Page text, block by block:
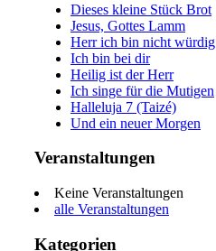
Dieses kleine Stück Brot
Jesus, Gottes Lamm
Herr ich bin nicht würdig
Ich bin bei dir
Heilig ist der Herr
Ich singe für die Mutigen
Halleluja 7 (Taizé)
Und ein neuer Morgen
Veranstaltungen
Keine Veranstaltungen
alle Veranstaltungen
Kategorien